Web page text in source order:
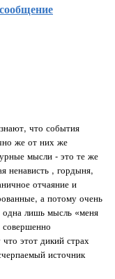
что события
же от них же
мысли - это те же
ненависть , гордыня,
отчаяние и
а потому очень
одна лишь мысль «меня
этот дикий страх
источник